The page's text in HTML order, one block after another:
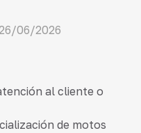
06/2026
al cliente o
de motos